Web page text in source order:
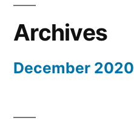
Archives
December 2020